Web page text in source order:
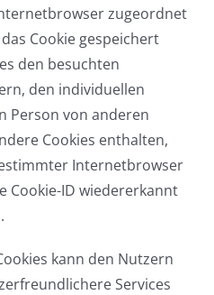
zugeordnet
Cookie gespeichert
den besuchten
den individuellen
Person von anderen
Cookies enthalten,
Internetbrowser
Cookie-ID wiedererkannt
kann den Nutzern
Services